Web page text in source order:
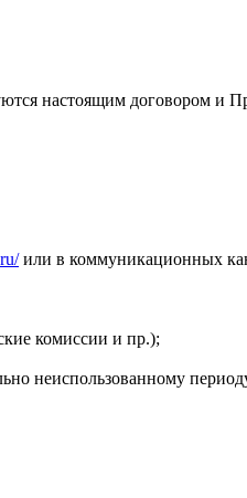
настоящим договором и
или в коммуникационных
комиссии и пр.);
неиспользованному